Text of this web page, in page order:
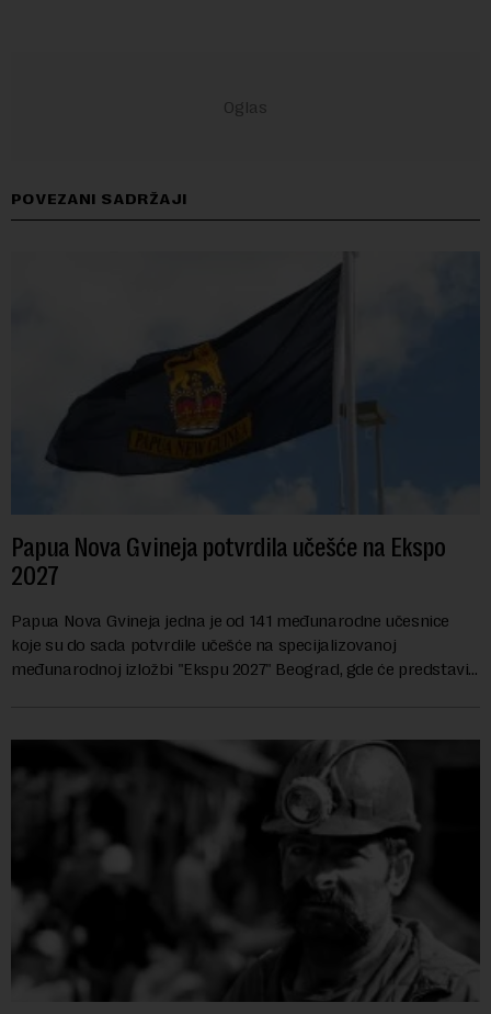
POVEZANI SADRŽAJI
Papua Nova Gvineja potvrdila učešće na Ekspo
2027
Papua Nova Gvineja jedna je od 141 međunarodne učesnice
koje su do sada potvrdile učešće na specijalizovanoj
međunarodnoj izložbi "Ekspu 2027" Beograd, gde će predstaviti